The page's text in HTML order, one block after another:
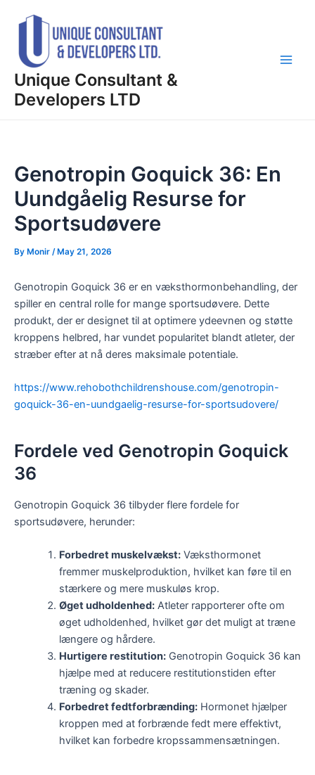
Unique Consultant &
Developers LTD
Genotropin Goquick 36: En
Uundgåelig Resurse for
Sportsudøvere
By Monir /May 21, 2026
Genotropin Goquick 36 er en væksthormonbehandling, der
spiller en central rolle for mange sportsudøvere. Dette
produkt, der er designet til at optimere ydeevnen og støtte
kroppens helbred, har vundet popularitet blandt atleter, der
stræber efter at nå deres maksimale potentiale.
https://www.rehobothchildrenshouse.com/genotropin-
goquick-36-en-uundgaelig-resurse-for-sportsudovere/
Fordele ved Genotropin Goquick
36
Genotropin Goquick 36 tilbyder flere fordele for
sportsudøvere, herunder:
Forbedret muskelvækst:Væksthormonet
fremmer muskelproduktion, hvilket kan føre til en
stærkere og mere muskuløs krop.
Øget udholdenhed:Atleter rapporterer ofte om
øget udholdenhed, hvilket gør det muligt at træne
længere og hårdere.
Hurtigere restitution:Genotropin Goquick 36 kan
hjælpe med at reducere restitutionstiden efter
træning og skader.
Forbedret fedtforbrænding:Hormonet hjælper
kroppen med at forbrænde fedt mere effektivt,
hvilket kan forbedre kropssammensætningen.
navigation